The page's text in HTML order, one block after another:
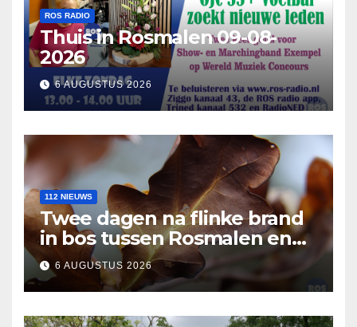
ROS RADIO
Thuis in Rosmalen 09-08-
2026
6 AUGUSTUS 2026
112 NIEUWS
Twee dagen na flinke brand
in bos tussen Rosmalen en
Nuland
6 AUGUSTUS 2026